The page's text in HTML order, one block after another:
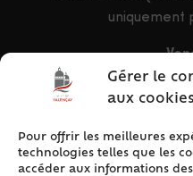
Gérer le
aux cookies
Pour offrir les meilleures
technologies telles que les
accéder aux informations
uniquement
9h – 12h &